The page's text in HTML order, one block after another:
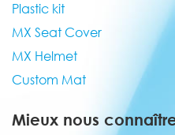
Plastic kit
MX Seat Cover
MX Helmet
Custom Mat
Mieux nous